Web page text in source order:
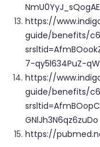
https://
guide/benefits/
7-qy5l634PuZ-
https://
guide/benefits/
GNlJh3N6qz6zuDo
https://